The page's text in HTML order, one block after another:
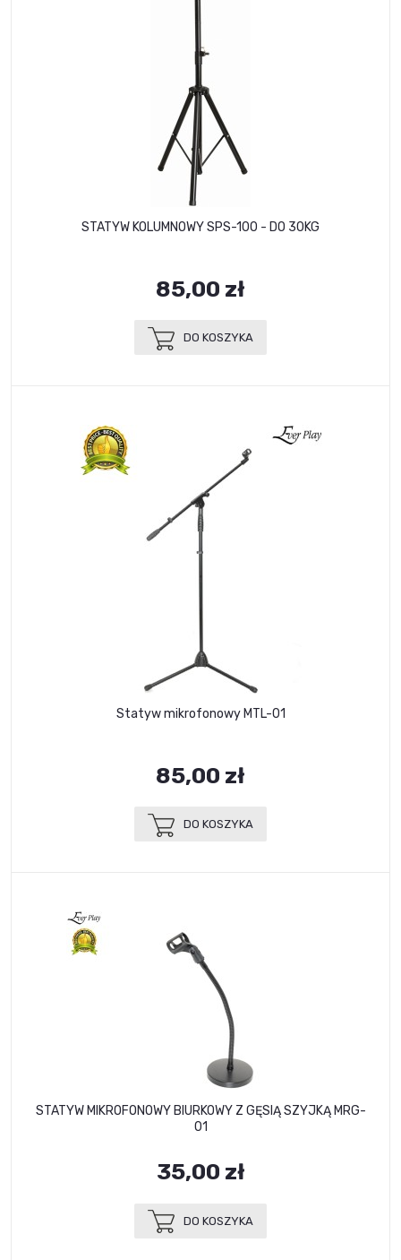
STATYW KOLUMNOWY SPS-100 - DO 30KG
85,00 zł
DO KOSZYKA
Statyw mikrofonowy MTL-01
85,00 zł
DO KOSZYKA
STATYW MIKROFONOWY BIURKOWY Z GĘSIĄ SZYJKĄ MRG-
01
35,00 zł
DO KOSZYKA